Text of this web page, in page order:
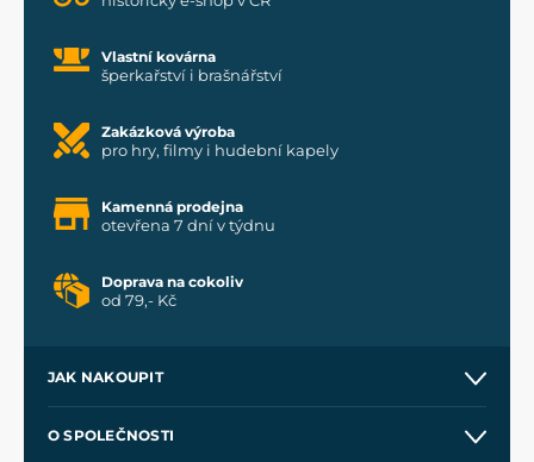
Vlastní kovárna
šperkařství i brašnářství
Zakázková výroba
pro hry, filmy i hudební kapely
Kamenná prodejna
otevřena 7 dní v týdnu
Doprava na cokoliv
od 79,- Kč
JAK NAKOUPIT
O SPOLEČNOSTI